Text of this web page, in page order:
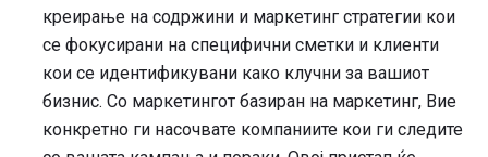
креирање на содржини и маркетинг стратегии кои
се фокусирани на специфични сметки и клиенти
кои се идентификувани како клучни за вашиот
бизнис. Со маркетингот базиран на маркетинг, Вие
конкретно ги насочвате компаниите кои ги следите